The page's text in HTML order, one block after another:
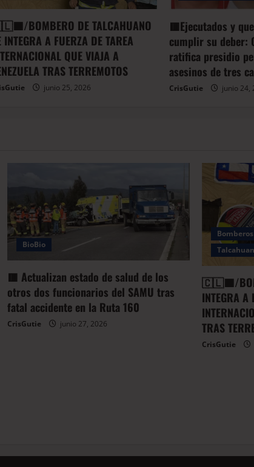
BOMBERO DE TALCAHUANO
INTEGRA A FUERZA DE TAREA
QUE VIAJA A
TRAS TERREMOTOS
junio 25, 2026
🟥Ejecutados y
cumplir su deber:
ratifica presidio
asesinos de tres
CrisGutie junio 24,
BioBio
🟥 Actualizan estado de salud de los
otros dos funcionarios del SAMU tras
fatal accidente en la Ruta 160
CrisGutie junio 27, 2026
🇨🇱🟦/
INTEGRA A
TRAS
CrisGutie